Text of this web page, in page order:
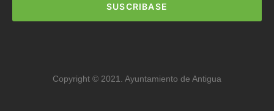
SUSCRIBASE
Copyright © 2021. Ayuntamiento de Antigua